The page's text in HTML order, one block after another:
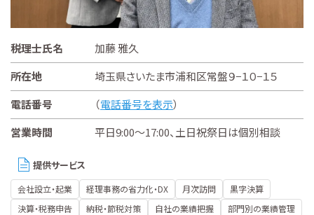
税理士氏名
加藤 雅久
所在地
埼玉県さいたま市浦和区常盤９−１０−１５
電話番号
（電話番号を表示）
営業時間
平日9:00～17:00、土日祝祭日は個別相談
提供サービス
会社設立・起業 経理事務の省力化・DX 月次訪問
黒字決算
決算・税務申告
納税・節税対策 自社の業績把握
部門別の業績管理